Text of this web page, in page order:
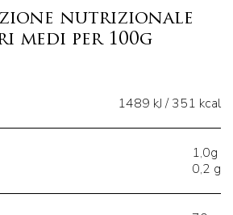
nutrizionale
medi per 100g
1489 kJ / 351 kcal
1,0g
0,2 g